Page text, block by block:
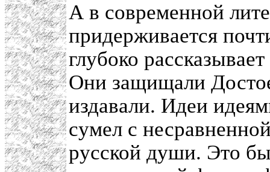
А в современной
придерживается
глубоко
Они защищали
издавали. Идеи
сумел с
русской души. Это